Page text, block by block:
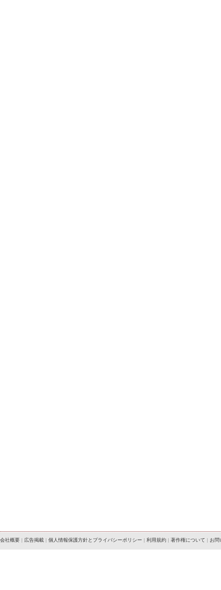
会社概要 | 広告掲載 | 個人情報保護方針とプライバシーポリシー | 利用規約 | 著作権について | お問